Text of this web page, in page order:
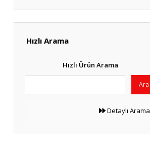
Hızlı Arama
Hızlı Ürün Arama
Ara
Detaylı Arama